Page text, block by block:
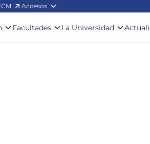
Accesos
Facultades La Universidad